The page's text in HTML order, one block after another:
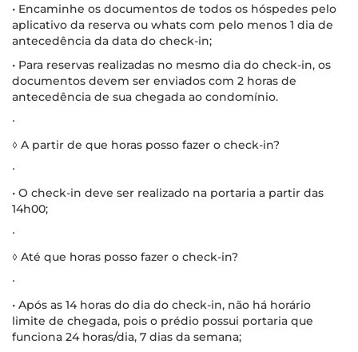
• Encaminhe os documentos de todos os hóspedes pelo
aplicativo da reserva ou whats com pelo menos 1 dia de
antecedência da data do check-in;
• Para reservas realizadas no mesmo dia do check-in, os
documentos devem ser enviados com 2 horas de
antecedência de sua chegada ao condomínio.
∙
◊ A partir de que horas posso fazer o check-in?
∙
• O check-in deve ser realizado na portaria a partir das
14h00;
∙
◊ Até que horas posso fazer o check-in?
∙
• Após as 14 horas do dia do check-in, não há horário
limite de chegada, pois o prédio possui portaria que
funciona 24 horas/dia, 7 dias da semana;